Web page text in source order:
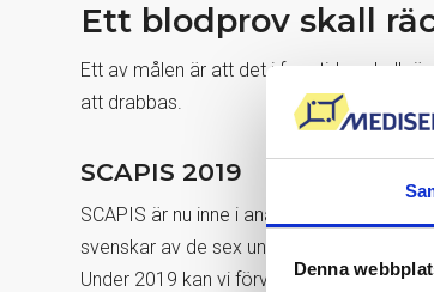
Denna
Ett blodprov skall
Ett av målen är att det i framtiden skall
att drabbas.
SCAPIS 2019
SCAPIS är nu inne i analysfasen av
svenskar av de sex universitetssjukhusen
Under 2019 kan vi förvänta oss att få